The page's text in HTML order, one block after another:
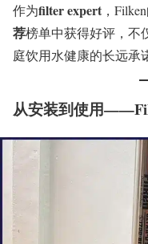
作为filter expert ，
荐榜单中获得好评，不
庭饮用水健康的长远承
从安装到使用